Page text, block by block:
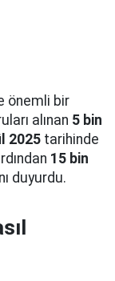
önemli bir
alınan 5 bin
2025 tarihinde
15 bin
duyurdu.